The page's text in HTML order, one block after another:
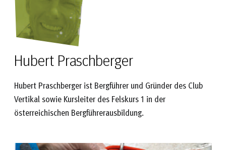
Hubert Praschberger
Hubert Praschberger ist Bergführer und Gründer des Club
Vertikal sowie Kursleiter des Felskurs 1 in der
österreichischen Bergführerausbildung.